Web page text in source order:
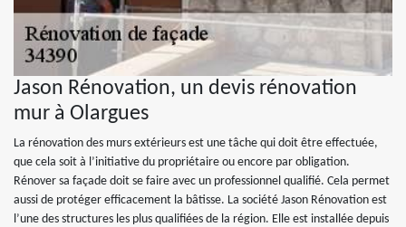
Jason Rénovation, un devis rénovation
mur à Olargues
La rénovation des murs extérieurs est une tâche qui doit être effectuée,
que cela soit à l’initiative du propriétaire ou encore par obligation.
Rénover sa façade doit se faire avec un professionnel qualifié. Cela permet
aussi de protéger efficacement la bâtisse. La société Jason Rénovation est
l’une des structures les plus qualifiées de la région. Elle est installée depuis